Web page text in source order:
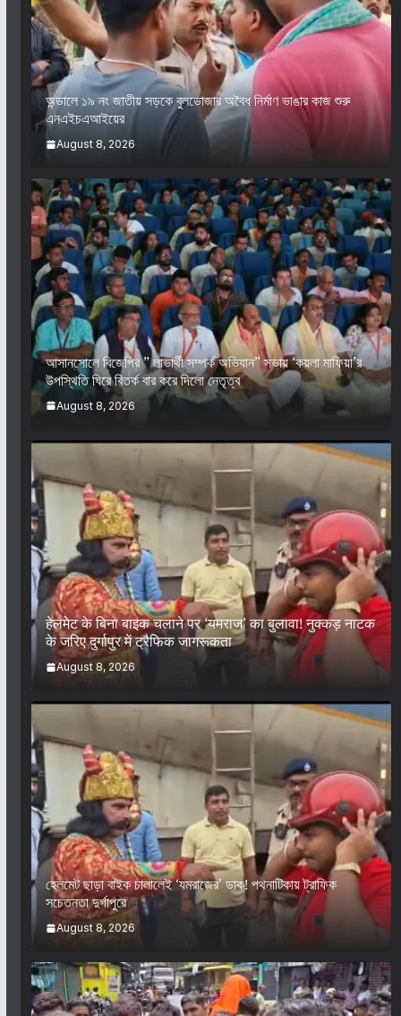
অন্ডালে ১৯ নং জাতীয় সড়কে বুলডোজার অবৈধ নির্মাণ ভাঙার কাজ শুরু
এনএইচএআইয়ের
August 8, 2026
আসানসোলে বিজেপির ” লাভার্থী সম্পর্ক অভিযান” সভায় ‘কয়লা মাফিয়া’র
উপস্থিতি ঘিরে বিতর্ক বার করে দিলো নেতৃত্ব
August 8, 2026
हेलमेट के बिना बाइक चलाने पर ‘यमराज’ का बुलावा! नुक्कड़ नाटक
के जरिए दुर्गापुर में ट्रैफिक जागरूकता
August 8, 2026
হেলমেট ছাড়া বাইক চালালেই ‘যমরাজের’ ডাক! পথনাটিকায় ট্রাফিক
সচেতনতা দুর্গাপুরে
August 8, 2026